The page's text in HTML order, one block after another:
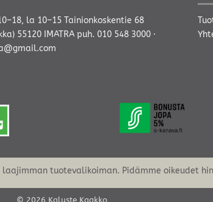
la 10–15 Tainionkoskentie 68
55120 IMATRA puh. 010 548 3000·
tuotevalikoiman. Pidämme oikeudet
© 2026 Kaluste Kaakko